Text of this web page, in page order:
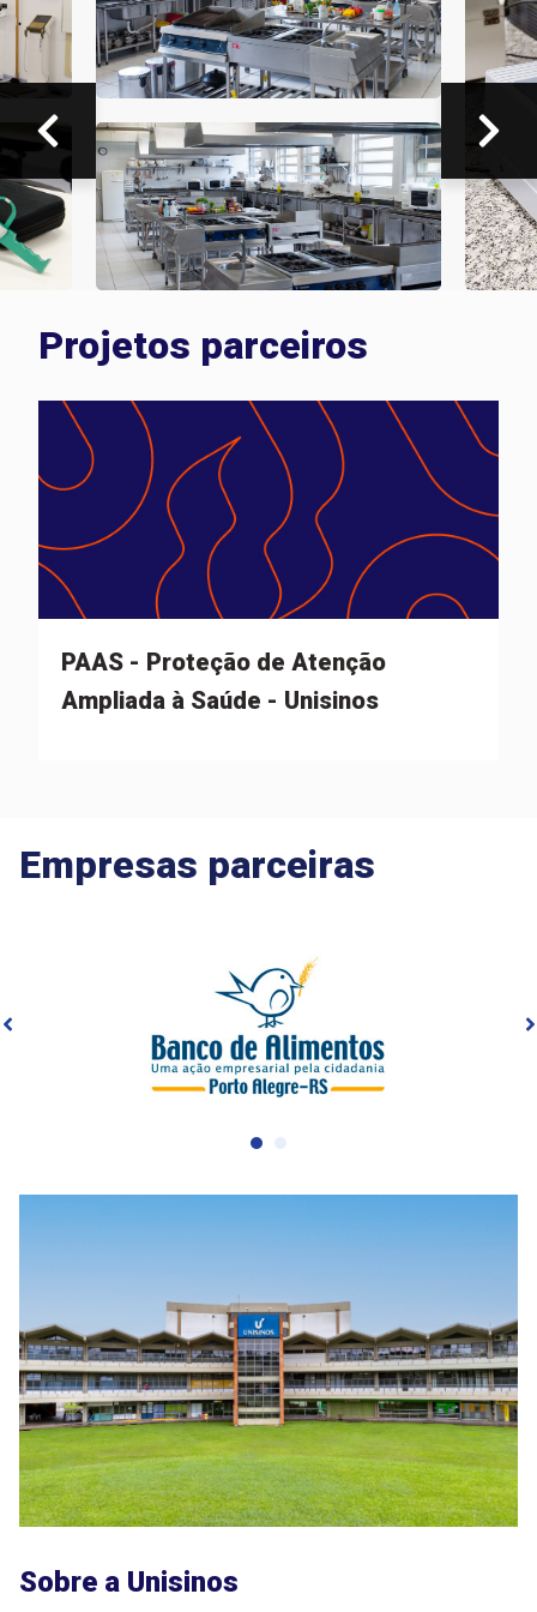
Anterior Próximo
Projetos parceiros
PAAS - Proteção de Atenção
Ampliada à Saúde - Unisinos
Empresas parceiras
Sobre a Unisinos